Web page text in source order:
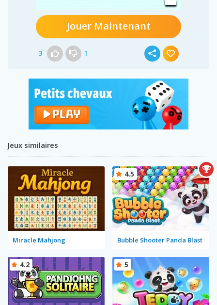
Jouer Maintenant
3 1
Jeux similaires
Miracle Mahjong Bubble Shooter Panda Blast
4.5
4.2 5